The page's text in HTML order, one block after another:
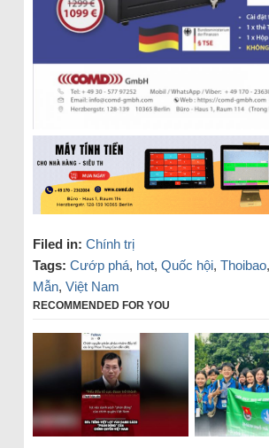
Filed in: Chính trị
Tags: Cướp phá, hot, Quốc hội, Thoibao,
Mẫn, Việt Nam
RECOMMENDED FOR YOU